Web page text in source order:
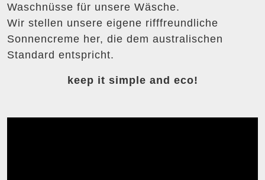
Waschnüsse für unsere Wäsche.
Wir stellen unsere eigene rifffreundliche
Sonnencreme her, die dem australischen
Standard entspricht.
keep it simple and eco!